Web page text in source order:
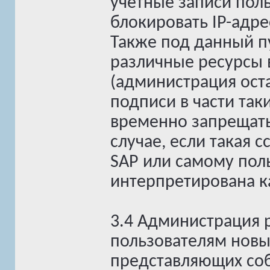
блокировать IP-
Также под данный
различные ресурсы
(администрация
подписи в части
временно
случае, если такая
SAP или самому
интерпретирована
3.4 Администрация
пользователям
представляющих